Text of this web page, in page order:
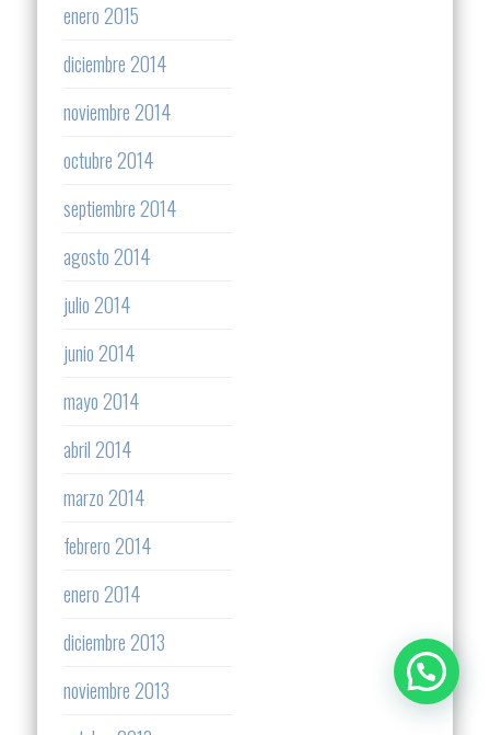
enero 2015
diciembre 2014
noviembre 2014
octubre 2014
septiembre 2014
agosto 2014
julio 2014
junio 2014
mayo 2014
abril 2014
marzo 2014
febrero 2014
enero 2014
diciembre 2013
noviembre 2013